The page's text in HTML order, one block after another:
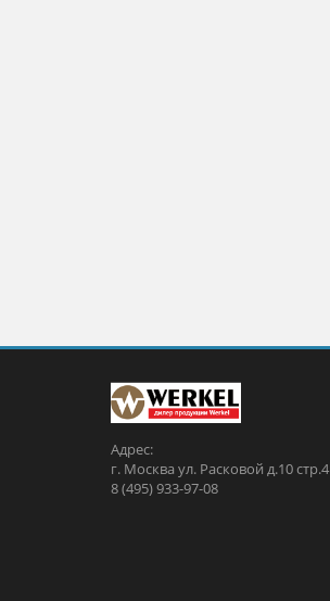
Адрес:
г. Москва ул. Расковой д.10 стр.4
8 (495) 933-97-08